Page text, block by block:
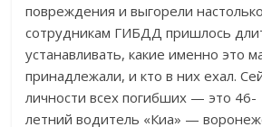
повреждения и выгорели
сотрудникам ГИБДД пришлось
устанавливать, какие именно это
принадлежали, и кто в них ехал.
личности всех погибших — это 46-
летний водитель «Киа» —